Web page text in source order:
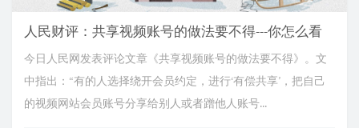
人民财评：共享视频账号的做法要不得---你怎么看
今日人民网发表评论文章《共享视频账号的做法要不得》。文
中指出：“有的人选择绕开会员约定，进行‘有偿共享’，把自己
的视频网站会员账号分享给别人或者蹭他人账号...